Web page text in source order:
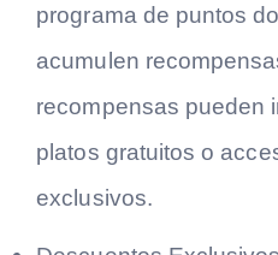
programa de puntos
acumulen
recompensas pueden
platos gratuitos o
exclusivos.